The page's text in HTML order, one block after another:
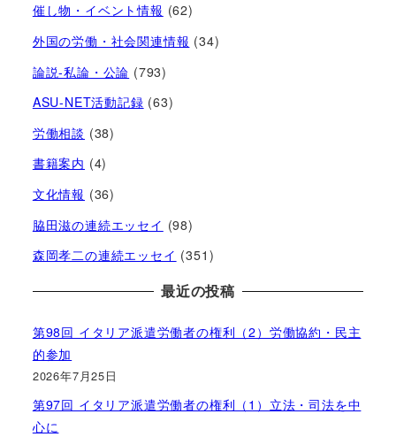
催し物・イベント情報 (62)
外国の労働・社会関連情報 (34)
論説-私論・公論 (793)
ASU-NET活動記録 (63)
労働相談 (38)
書籍案内 (4)
文化情報 (36)
脇田滋の連続エッセイ (98)
森岡孝二の連続エッセイ (351)
最近の投稿
第98回 イタリア派遣労働者の権利（2）労働協約・民主
的参加
2026年7月25日
第97回 イタリア派遣労働者の権利（1）立法・司法を中
心に